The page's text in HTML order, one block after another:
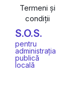
Termeni și
condiții
S.O.S.
pentru
administrația
publică
locală